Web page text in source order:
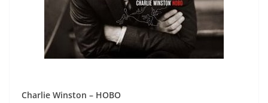
Charlie Winston – HOBO